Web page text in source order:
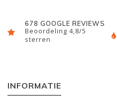
678 GOOGLE REVIEWS
Beoordeling 4,8/5
sterren
INFORMATIE